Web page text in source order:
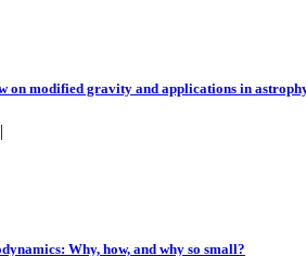
on modified gravity and applications in
Why, how, and why so small?